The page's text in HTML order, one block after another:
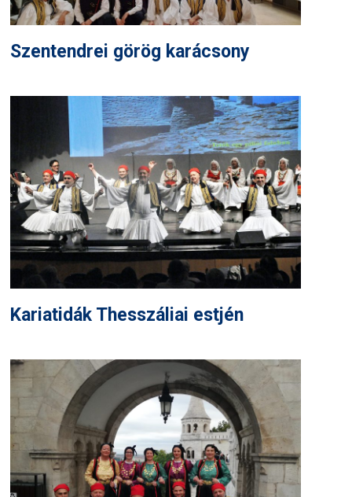
Szentendrei görög karácsony
Kariatidák Thesszáliai estjén